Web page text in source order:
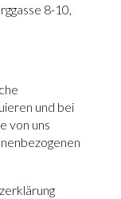
8-10,
und bei
von uns